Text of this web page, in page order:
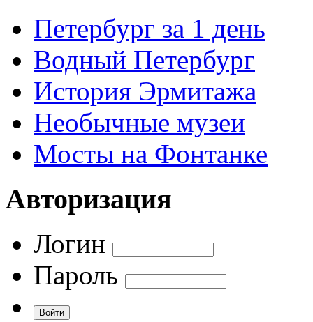
Петербург за 1 день
Водный Петербург
История Эрмитажа
Необычные музеи
Мосты на Фонтанке
Авторизация
Логин
Пароль